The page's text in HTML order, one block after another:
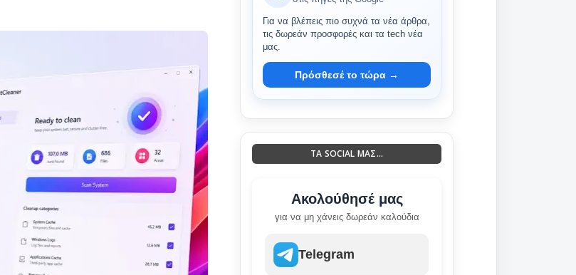
Για να βλέπεις πιο συχνά τα νέα άρθρα,
τις δωρεάν προσφορές και τα tech νέα
μας.
Πρόσθεσέ το τώρα →
ΤΑ SOCIAL ΜΑΣ...
Ακολούθησέ μας
για να μη χάνεις δωρεάν καλούδια
Telegram